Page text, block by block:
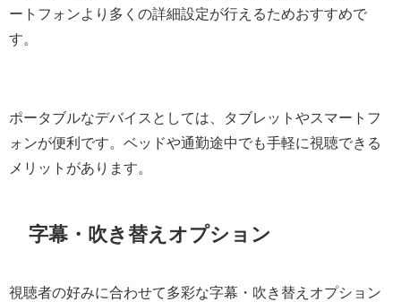
ートフォンより多くの詳細設定が行えるためおすすめで
す。
ポータブルなデバイスとしては、タブレットやスマートフ
ォンが便利です。ベッドや通勤途中でも手軽に視聴できる
メリットがあります。
字幕・吹き替えオプション
視聴者の好みに合わせて多彩な字幕・吹き替えオプション